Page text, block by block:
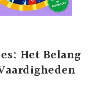
Het Belang